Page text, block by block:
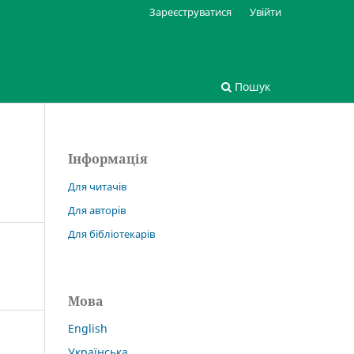
Пошук
Зареєструватися Увійти
Інформація
Для читачів
Для авторів
Для бібліотекарів
Мова
English